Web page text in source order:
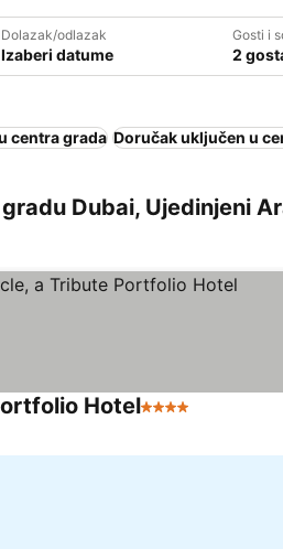
Dolazak/odlazak
Izaberi datume
Gosti i
2
centra grada Doručak uključen u
Dubai, Ujedinjeni
Hotel4 Zvezdice